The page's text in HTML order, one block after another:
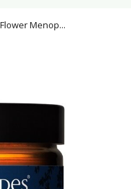
Menop...